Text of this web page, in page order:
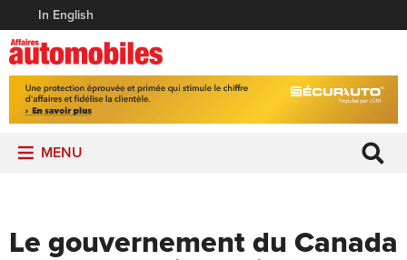
In English
MENU
Le gouvernement du Canada